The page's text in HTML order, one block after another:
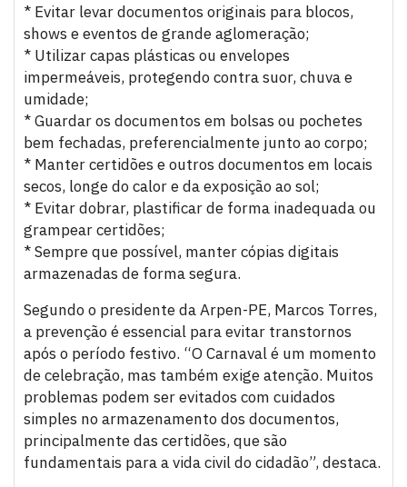
* Evitar levar documentos originais para blocos,
shows e eventos de grande aglomeração;
* Utilizar capas plásticas ou envelopes
impermeáveis, protegendo contra suor, chuva e
umidade;
* Guardar os documentos em bolsas ou pochetes
bem fechadas, preferencialmente junto ao corpo;
* Manter certidões e outros documentos em locais
secos, longe do calor e da exposição ao sol;
* Evitar dobrar, plastificar de forma inadequada ou
grampear certidões;
* Sempre que possível, manter cópias digitais
armazenadas de forma segura.
Segundo o presidente da Arpen-PE, Marcos Torres,
a prevenção é essencial para evitar transtornos
após o período festivo. “O Carnaval é um momento
de celebração, mas também exige atenção. Muitos
problemas podem ser evitados com cuidados
simples no armazenamento dos documentos,
principalmente das certidões, que são
fundamentais para a vida civil do cidadão”, destaca.